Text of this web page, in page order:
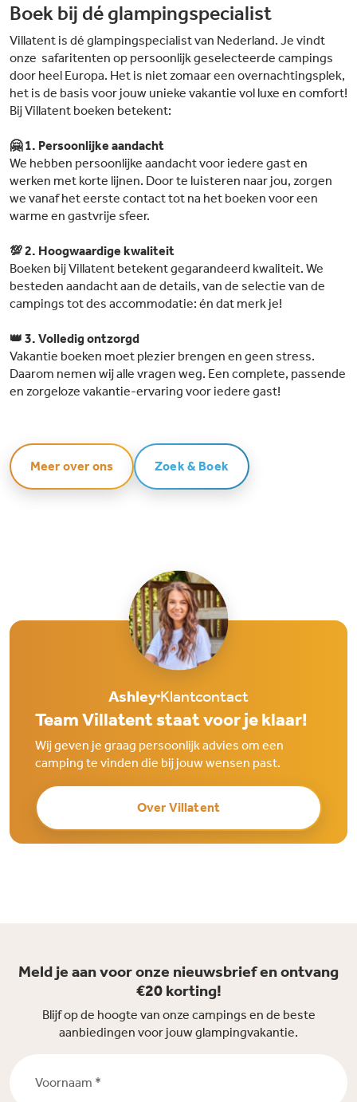
Boek bij dé glampingspecialist
Villatent is dé glampingspecialist van Nederland. Je vindt
onze safaritenten op persoonlijk geselecteerde campings
door heel Europa. Het is niet zomaar een overnachtingsplek,
het is de basis voor jouw unieke vakantie vol luxe en comfort!
Bij Villatent boeken betekent:
🤗 1. Persoonlijke aandacht
We hebben persoonlijke aandacht voor iedere gast en
werken met korte lijnen. Door te luisteren naar jou, zorgen
we vanaf het eerste contact tot na het boeken voor een
warme en gastvrije sfeer.
💯 2. Hoogwaardige kwaliteit
Boeken bij Villatent betekent gegarandeerd kwaliteit. We
besteden aandacht aan de details, van de selectie van de
campings tot des accommodatie: én dat merk je!
👑 3. Volledig ontzorgd
Vakantie boeken moet plezier brengen en geen stress.
Daarom nemen wij alle vragen weg. Een complete, passende
en zorgeloze vakantie-ervaring voor iedere gast!
Meer over ons Zoek & Boek
Ashley Klantcontact
Team Villatent staat voor je klaar!
Wij geven je graag persoonlijk advies om een
camping te vinden die bij jouw wensen past.
Over Villatent
Meld je aan voor onze nieuwsbrief en ontvang
€20 korting!
Blijf op de hoogte van onze campings en de beste
aanbiedingen voor jouw glampingvakantie.